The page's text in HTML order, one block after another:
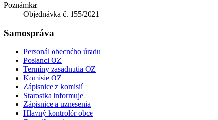
Poznámka:
Objednávka č. 155/2021
Samospráva
Personál obecného úradu
Poslanci OZ
Termíny zasadnutia OZ
Komisie OZ
Zápisnice z komisií
Starostka informuje
Zápisnice a uznesenia
Hlavný kontrolór obce